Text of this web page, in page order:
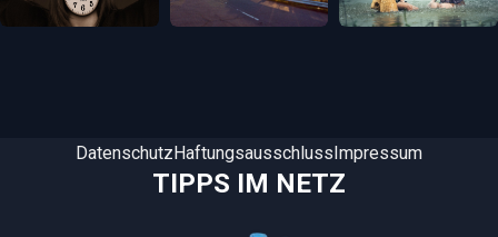
TIPPS IM NETZ
DatenschutzHaftungsausschlussImpressum